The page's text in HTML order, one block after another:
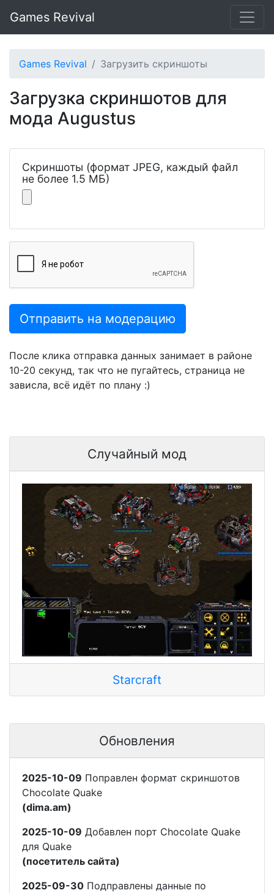
Games Revival
Games Revival Загрузить скриншоты
Загрузка скриншотов для
мода Augustus
Скриншоты (формат JPEG, каждый файл
не более 1.5 МБ)
Отправить на модерацию
После клика отправка данных занимает в районе
10-20 секунд, так что не пугайтесь, страница не
зависла, всё идёт по плану :)
Случайный мод
Starcraft
Обновления
2025-10-09 Поправлен формат скриншотов
Chocolate Quake
(dima.am)
2025-10-09 Добавлен порт Chocolate Quake
для Quake
(посетитель сайта)
2025-09-30 Подправлены данные по